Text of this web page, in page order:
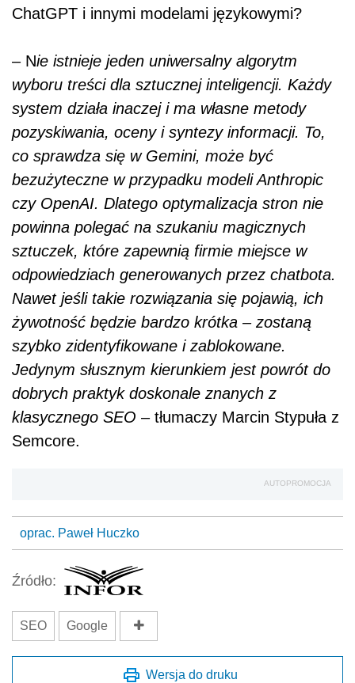
ChatGPT i innymi modelami językowymi?
– Nie istnieje jeden uniwersalny algorytm
wyboru treści dla sztucznej inteligencji. Każdy
system działa inaczej i ma własne metody
pozyskiwania, oceny i syntezy informacji. To,
co sprawdza się w Gemini, może być
bezużyteczne w przypadku modeli Anthropic
czy OpenAI. Dlatego optymalizacja stron nie
powinna polegać na szukaniu magicznych
sztuczek, które zapewnią firmie miejsce w
odpowiedziach generowanych przez chatbota.
Nawet jeśli takie rozwiązania się pojawią, ich
żywotność będzie bardzo krótka – zostaną
szybko zidentyfikowane i zablokowane.
Jedynym słusznym kierunkiem jest powrót do
dobrych praktyk doskonale znanych z
klasycznego SEO – tłumaczy Marcin Stypuła z
Semcore.
AUTOPROMOCJA
oprac. Paweł Huczko
Źródło:
SEO Google
Wersja do druku